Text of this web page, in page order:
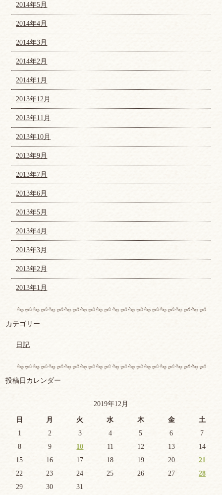
2014年5月
2014年4月
2014年3月
2014年2月
2014年1月
2013年12月
2013年11月
2013年10月
2013年9月
2013年7月
2013年6月
2013年5月
2013年4月
2013年3月
2013年2月
2013年1月
カテゴリー
日記
投稿日カレンダー
2019年12月
日 月 火 水 木 金
土
1
2 3 4 5 6
7
8
9 10 11 12 13
14
15
16 17 18 19 20
21
22
23 24 25 26 27
28
29
30 31